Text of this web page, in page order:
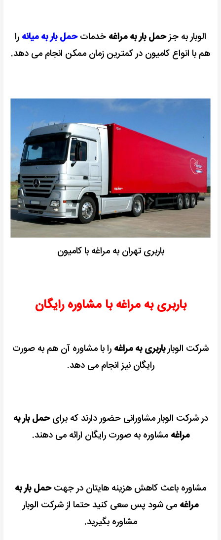
الوبار به جزحمل بار به مراغه خدمات حمل بار به میانه را
هم با انواع کامیون در کمترین زمان ممکن انجام می دهد.
باربری تهران به مراغه با کامیون
باربری به مراغه با مشاوره رایگان
شرکت الوبارباربری به مراغه را با مشاوره آن هم به صورت
رایگان نیز انجام می دهد.
در شرکت الوبار مشاورانی حضور دارند که برایحمل بار به
مراغه مشاوره به صورت رایگان ارائه می دهند.
مشاوره باعث کاهش هزینه هایتان در جهتحمل بار به
مراغه می شود پس سعی کنید حتما از شرکت الوبار
مشاوره بگیرید.